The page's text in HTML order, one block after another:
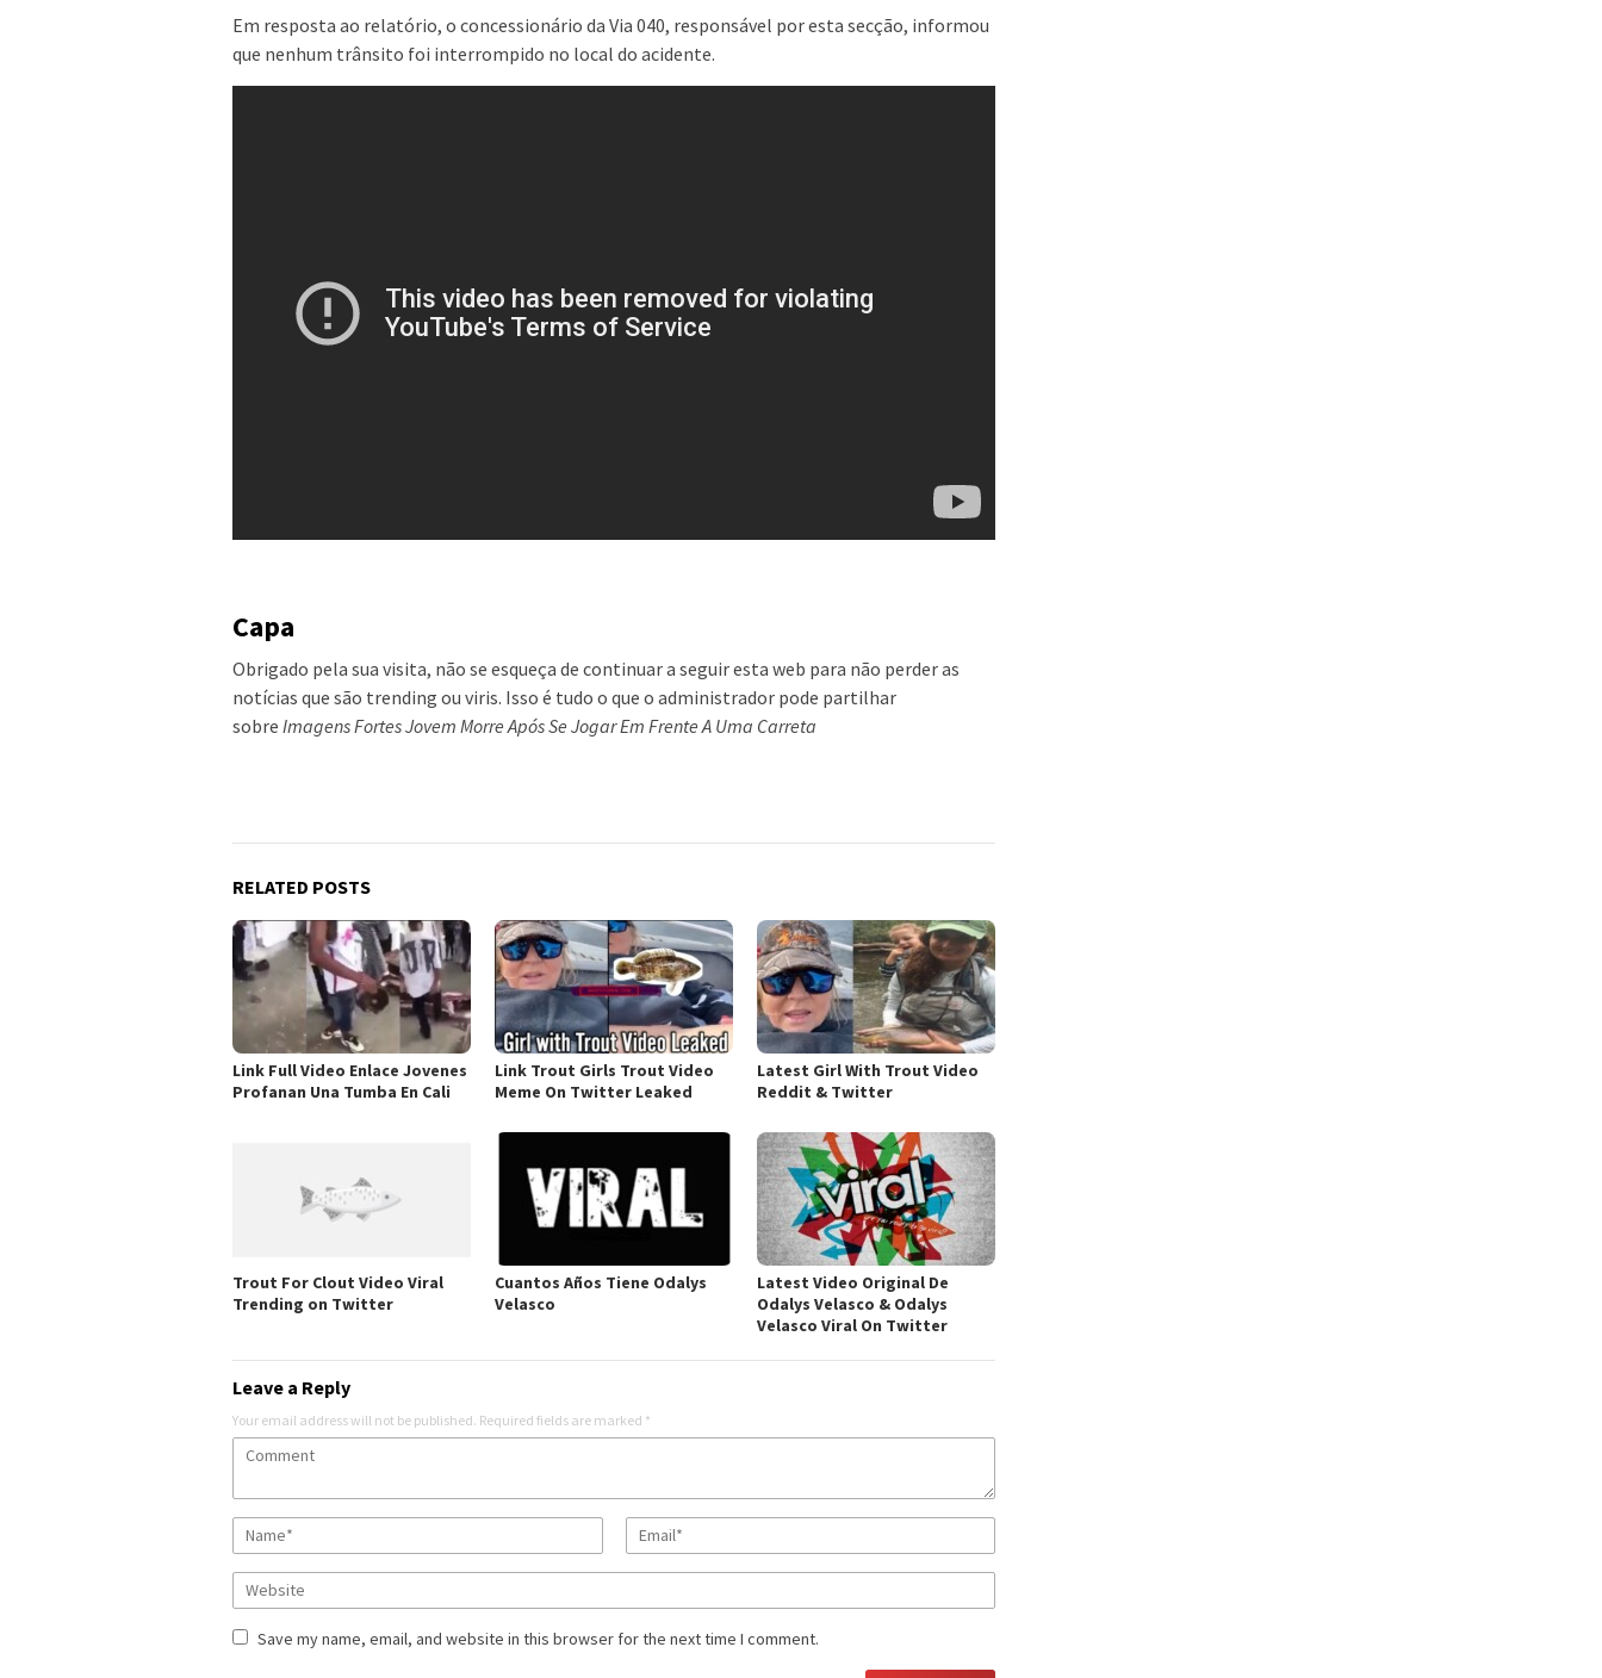
Em resposta ao relatório, o concessionário da Via 040, responsável por esta secção, informou
que nenhum trânsito foi interrompido no local do acidente.
Capa
Obrigado pela sua visita, não se esqueça de continuar a seguir esta web para não perder as
notícias que são trending ou viris. Isso é tudo o que o administrador pode partilhar
sobre Imagens Fortes Jovem Morre Após Se Jogar Em Frente A Uma Carreta
RELATED POSTS
Link Full Video Enlace Jovenes
Profanan Una Tumba En Cali
Link Trout Girls Trout Video
Meme On Twitter Leaked
Latest Girl With Trout Video
Reddit & Twitter
Trout For Clout Video Viral
Trending on Twitter
Cuantos Años Tiene Odalys
Velasco
Latest Video Original De
Odalys Velasco & Odalys
Velasco Viral On Twitter
Leave a Reply
Your email address will not be published. Required fields are marked *
Save my name, email, and website in this browser for the next time I comment.